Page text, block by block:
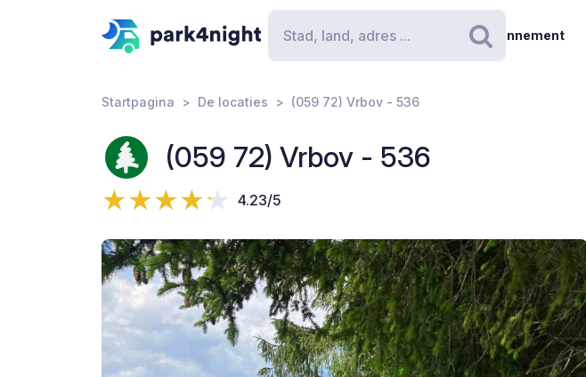
Zoeken
Abonnement
Startpagina De locaties (059 72) Vrbov - 536
(059 72) Vrbov - 536
4.23/5